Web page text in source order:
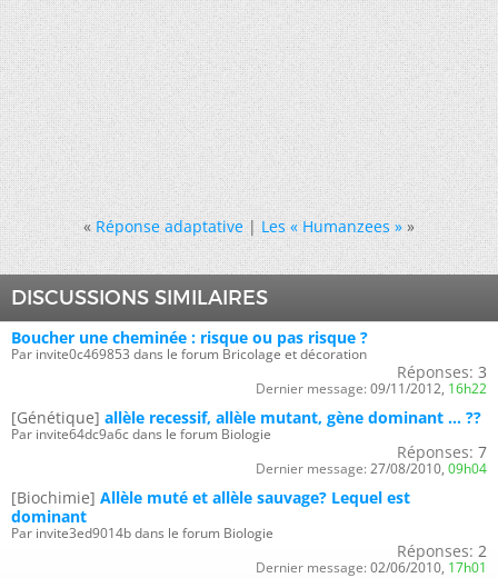
« Réponse adaptative|Les « Humanzees » »
DISCUSSIONS SIMILAIRES
Boucher une cheminée : risque ou pas risque ?
Par invite0c469853 dans le forum Bricolage et décoration
Réponses: 3
Dernier message: 09/11/2012, 16h22
[Génétique] allèle recessif, allèle mutant, gène dominant ... ??
Par invite64dc9a6c dans le forum Biologie
Réponses: 7
Dernier message: 27/08/2010, 09h04
[Biochimie] Allèle muté et allèle sauvage? Lequel est
dominant
Par invite3ed9014b dans le forum Biologie
Réponses: 2
Dernier message: 02/06/2010, 17h01